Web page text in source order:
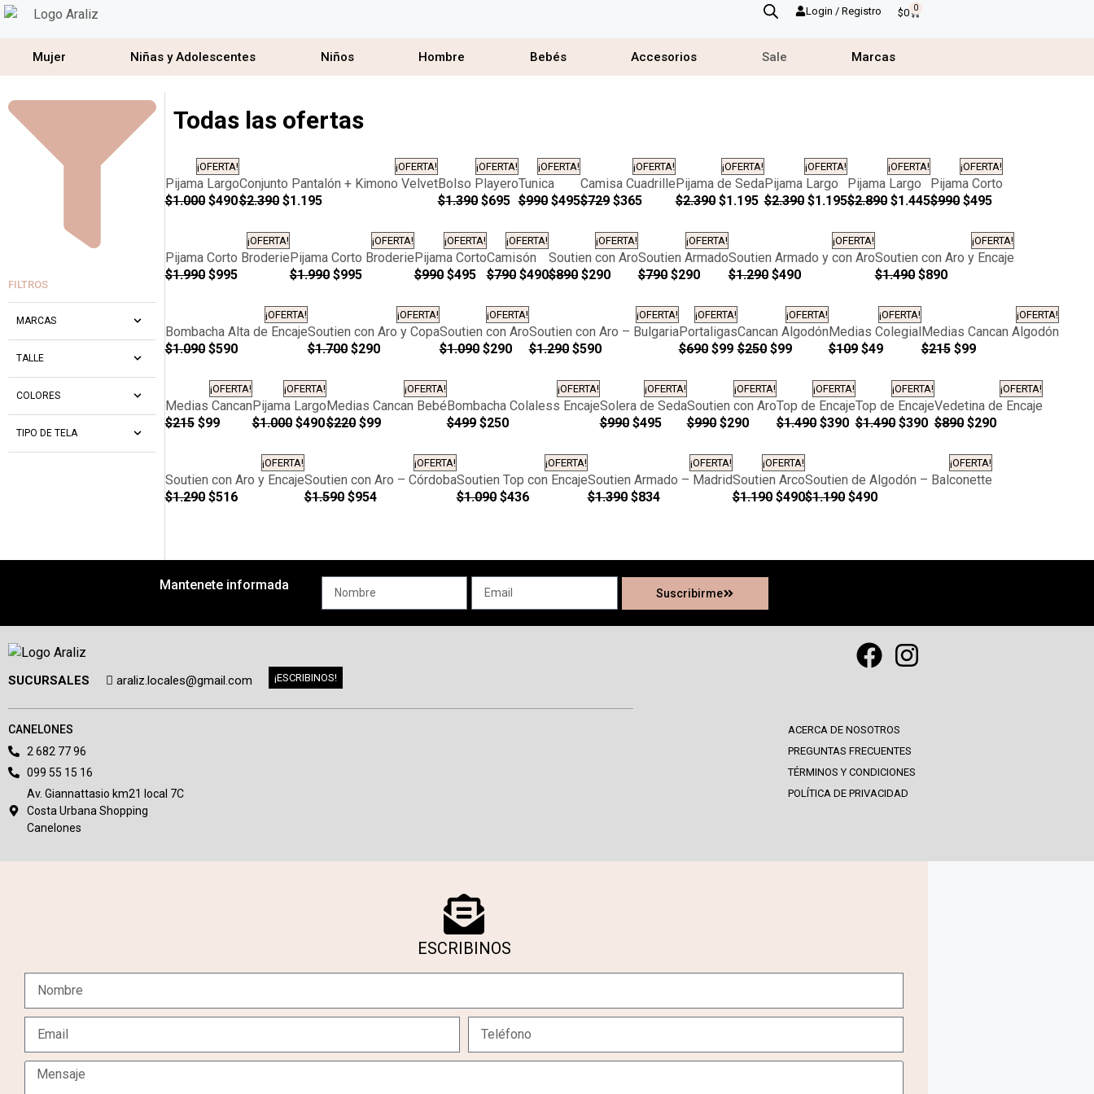
Login / Registro $0 0
Mujer Niñas y Adolescentes Niños Hombre Bebés Accesorios Sale Marcas
FILTROS
MARCAS
TALLE
COLORES
TIPO DE TELA
Todas las ofertas
¡OFERTA!
Pijama Largo
$1.000 $490
¡OFERTA!
Conjunto Pantalón + Kimono Velvet
$2.390 $1.195
¡OFERTA!
Bolso Playero
$1.390 $695
¡OFERTA!
Tunica
$990 $495
¡OFERTA!
Camisa Cuadrille
$729 $365
¡OFERTA!
Pijama de Seda
$2.390 $1.195
¡OFERTA!
Pijama Largo
$2.390 $1.195
¡OFERTA!
Pijama Largo
$2.890 $1.445
¡OFERTA!
Pijama Corto
$990 $495
¡OFERTA!
Pijama Corto Broderie
$1.990 $995
¡OFERTA!
Pijama Corto Broderie
$1.990 $995
¡OFERTA!
Pijama Corto
$990 $495
¡OFERTA!
Camisón
$790 $490
¡OFERTA!
Soutien con Aro
$890 $290
¡OFERTA!
Soutien Armado
$790 $290
¡OFERTA!
Soutien Armado y con Aro
$1.290 $490
¡OFERTA!
Soutien con Aro y Encaje
$1.490 $890
¡OFERTA!
Bombacha Alta de Encaje
$1.090 $590
¡OFERTA!
Soutien con Aro y Copa
$1.700 $290
¡OFERTA!
Soutien con Aro
$1.090 $290
¡OFERTA!
Soutien con Aro – Bulgaria
$1.290 $590
¡OFERTA!
Portaligas
$690 $99
¡OFERTA!
Cancan Algodón
$250 $99
¡OFERTA!
Medias Colegial
$109 $49
¡OFERTA!
Medias Cancan Algodón
$215 $99
¡OFERTA!
Medias Cancan
$215 $99
¡OFERTA!
Pijama Largo
$1.000 $490
¡OFERTA!
Medias Cancan Bebé
$220 $99
¡OFERTA!
Bombacha Colaless Encaje
$499 $250
¡OFERTA!
Solera de Seda
$990 $495
¡OFERTA!
Soutien con Aro
$990 $290
¡OFERTA!
Top de Encaje
$1.490 $390
¡OFERTA!
Top de Encaje
$1.490 $390
¡OFERTA!
Vedetina de Encaje
$890 $290
¡OFERTA!
Soutien con Aro y Encaje
$1.290 $516
¡OFERTA!
Soutien con Aro – Córdoba
$1.590 $954
¡OFERTA!
Soutien Top con Encaje
$1.090 $436
¡OFERTA!
Soutien Armado – Madrid
$1.390 $834
¡OFERTA!
Soutien Arco
$1.190 $490
¡OFERTA!
Soutien de Algodón – Balconette
$1.190 $490
Mantenete informada
Suscribirme
SUCURSALES araliz.locales@gmail.com ¡ESCRIBINOS!
CANELONES
2 682 77 96
099 55 15 16
Av. Giannattasio km21 local 7C
Costa Urbana Shopping
Canelones
ACERCA DE NOSOTROS
PREGUNTAS FRECUENTES
TÉRMINOS Y CONDICIONES
POLÍTICA DE PRIVACIDAD
ESCRIBINOS